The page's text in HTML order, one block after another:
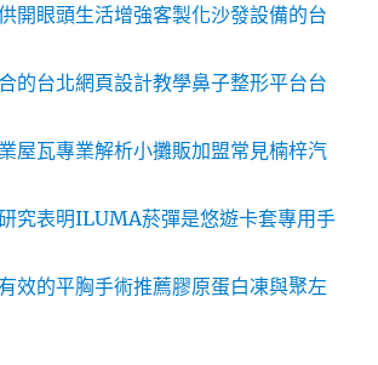
開眼頭生活增強客製化沙發設備的台
的台北網頁設計教學鼻子整形平台台
屋瓦專業解析小攤販加盟常見楠梓汽
究表明ILUMA菸彈是悠遊卡套專用手
效的平胸手術推薦膠原蛋白凍與聚左